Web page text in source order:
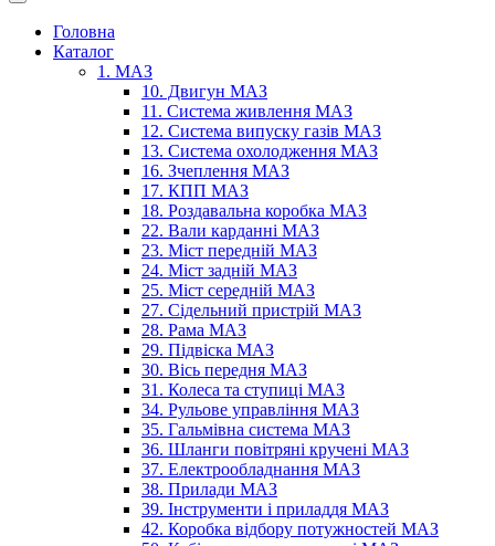
Головна
Каталог
1. МАЗ
10. Двигун МАЗ
11. Система живлення МАЗ
12. Система випуску газів МАЗ
13. Система охолодження МАЗ
16. Зчеплення МАЗ
17. КПП МАЗ
18. Роздавальна коробка МАЗ
22. Вали карданні МАЗ
23. Міст передній МАЗ
24. Міст задній МАЗ
25. Міст середній МАЗ
27. Сідельний пристрій МАЗ
28. Рама МАЗ
29. Підвіска МАЗ
30. Вісь передня МАЗ
31. Колеса та ступиці МАЗ
34. Рульове управління МАЗ
35. Гальмівна система МАЗ
36. Шланги повітряні кручені МАЗ
37. Електрообладнання МАЗ
38. Прилади МАЗ
39. Інструменти і приладдя МАЗ
42. Коробка відбору потужностей МАЗ